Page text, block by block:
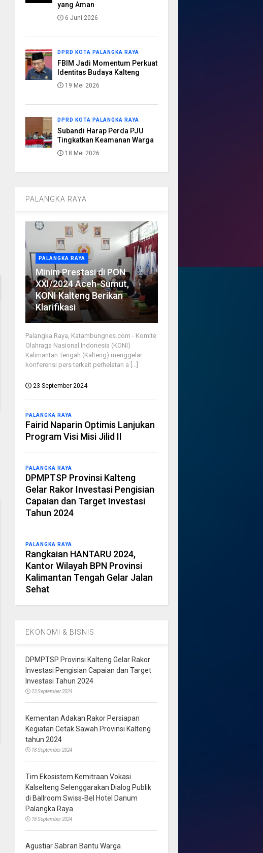
yang Aman
6 Juni 2026
DPRD KOTA PALANGKA RAYA
FBIM Jadi Momentum Perkuat
Identitas Budaya Kalteng
19 Mei 2026
DPRD KOTA PALANGKA RAYA
Subandi Harap Perda PJU
Tingkatkan Keamanan Warga
18 Mei 2026
PALANGKA RAYA
PALANGKA RAYA
Minim Prestasi di PON
XXI/2024 Aceh-Sumut,
KONI Kalteng Berikan
Klarifikasi
Palangka Raya, Katambungnes.com - Komite
Olahraga Nasional Indonesia (KONI)
Kalimantan Tengah (Kalteng) menggelar
konferensi pers terkait perhelatan a [...]
23 September 2024
PALANGKA RAYA
Fairid Naparin Optimis Lanjukan
Program Visi Misi Jilid II
PALANGKA RAYA
DPMPTSP Provinsi Kalteng
Gelar Rakor Investasi Pengisian
Capaian dan Target Investasi
Tahun 2024
PALANGKA RAYA
Rangkaian HANTARU 2024,
Kantor Wilayah BPN Provinsi
Kalimantan Tengah Gelar Jalan
Sehat
EKONOMI & BISNIS
DPMPTSP Provinsi Kalteng Gelar Rakor
Investasi Pengisian Capaian dan Target
Investasi Tahun 2024
23 September 2024
Kementan Adakan Rakor Persiapan
Kegiatan Cetak Sawah Provinsi Kalteng
tahun 2024
18 September 2024
Tim Ekosistem Kemitraan Vokasi
Kalselteng Selenggarakan Dialog Publik
di Ballroom Swiss-Bel Hotel Danum
Palangka Raya
18 September 2024
Agustiar Sabran Bantu Warga